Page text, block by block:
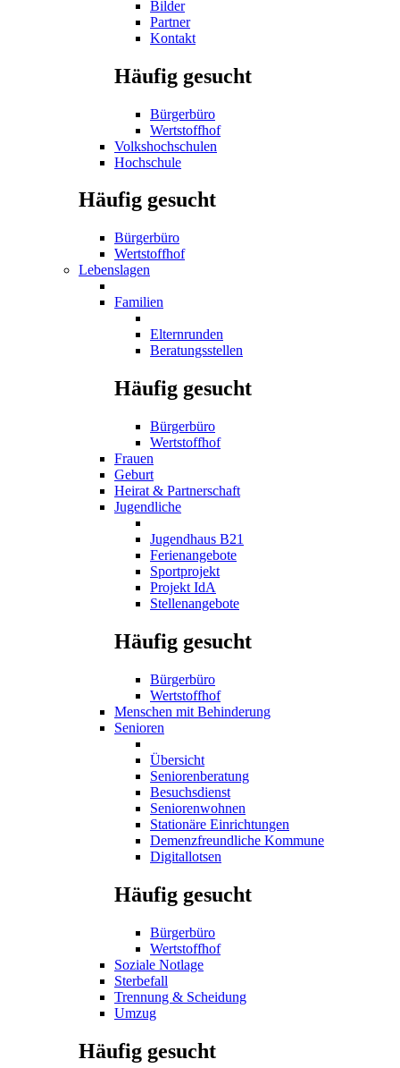
Bilder
Partner
Kontakt
Häufig gesucht
Bürgerbüro
Wertstoffhof
Volkshochschulen
Hochschule
Häufig gesucht
Bürgerbüro
Wertstoffhof
Lebenslagen
Familien
Elternrunden
Beratungsstellen
Häufig gesucht
Bürgerbüro
Wertstoffhof
Frauen
Geburt
Heirat & Partnerschaft
Jugendliche
Jugendhaus B21
Ferienangebote
Sportprojekt
Projekt IdA
Stellenangebote
Häufig gesucht
Bürgerbüro
Wertstoffhof
Menschen mit Behinderung
Senioren
Übersicht
Seniorenberatung
Besuchsdienst
Seniorenwohnen
Stationäre Einrichtungen
Demenzfreundliche Kommune
Digitallotsen
Häufig gesucht
Bürgerbüro
Wertstoffhof
Soziale Notlage
Sterbefall
Trennung & Scheidung
Umzug
Häufig gesucht